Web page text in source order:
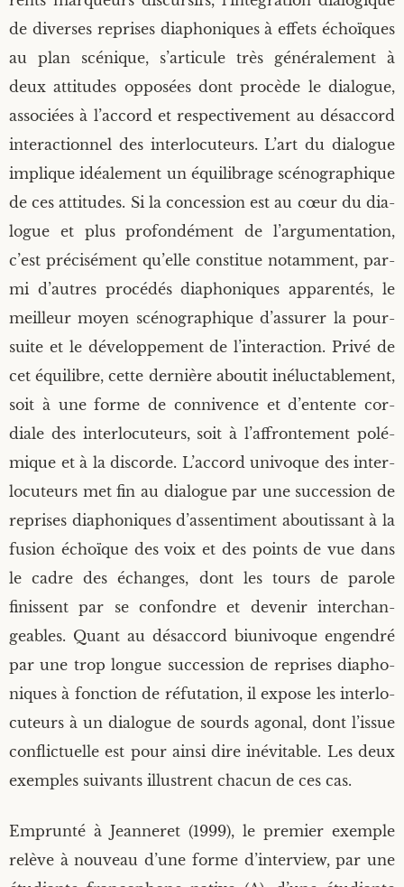
de diverses reprises dia­pho­niques à effets échoïques
au plan scé­nique, s’articule très géné­ra­le­ment à
deux atti­tudes oppo­sées dont pro­cède le dia­logue,
asso­ciées à l’accord et res­pec­ti­ve­ment au désac­cord
inter­ac­tion­nel des inter­lo­cu­teurs. L’art du dia­logue
implique idéa­le­ment un équi­li­brage scé­no­gra­phique
de ces atti­tudes. Si la conces­sion est au cœur du dia­
logue et plus pro­fon­dé­ment de l’argumentation,
c’est pré­ci­sé­ment qu’elle consti­tue notam­ment, par­
mi d’autres pro­cé­dés dia­pho­niques appa­ren­tés, le
meilleur moyen scé­no­gra­phique d’assurer la pour­
suite et le déve­lop­pe­ment de l’interaction. Pri­vé de
cet équi­libre, cette der­nière abou­tit iné­luc­ta­ble­ment,
soit à une forme de conni­vence et d’entente cor­
diale des inter­lo­cu­teurs, soit à l’affrontement polé­
mique et à la dis­corde. L’accord uni­voque des inter­
lo­cu­teurs met fin au dia­logue par une suc­ces­sion de
reprises dia­pho­niques d’assentiment abou­tis­sant à la
fusion échoïque des voix et des points de vue dans
le cadre des échanges, dont les tours de parole
finissent par se confondre et deve­nir inter­chan­
geables. Quant au désac­cord biuni­voque engen­dré
par une trop longue suc­ces­sion de reprises dia­pho­
niques à fonc­tion de réfu­ta­tion, il expose les inter­lo­
cu­teurs à un dia­logue de sourds ago­nal, dont l’issue
conflic­tuelle est pour ain­si dire inévi­table. Les deux
exemples sui­vants illus­trent cha­cun de ces cas.
Emprun­té à Jean­ne­ret (1999), le pre­mier exemple
relève à nou­veau d’une forme d’interview, par une